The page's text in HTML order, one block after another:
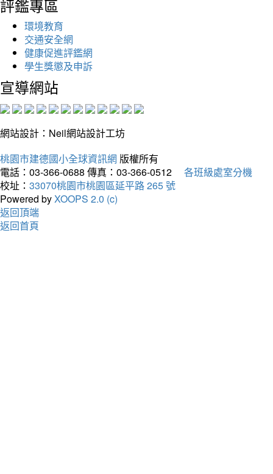
評鑑專區
環境教育
交通安全網
健康促進評鑑網
學生獎懲及申訴
宣導網站
網站設計：Neil網站設計工坊
桃園市建德國小全球資訊網 版權所有
電話：03-366-0688 傳真：03-366-0512
各班級處室分機
校址： 33070桃園市桃園區延平路 265 號
Powered byXOOPS 2.0 (c)
返回頂端
返回首頁